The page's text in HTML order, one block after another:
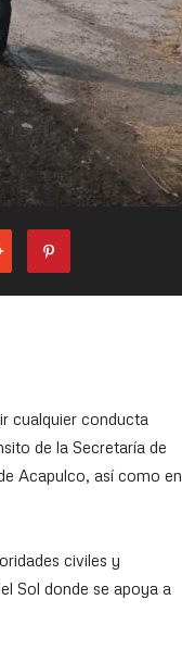
cualquier conducta
de la Secretaría de
Acapulco, así como en
civiles y
Sol donde se apoya a